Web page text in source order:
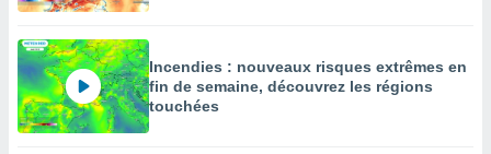
Incendies : nouveaux risques extrêmes en
fin de semaine, découvrez les régions
touchées